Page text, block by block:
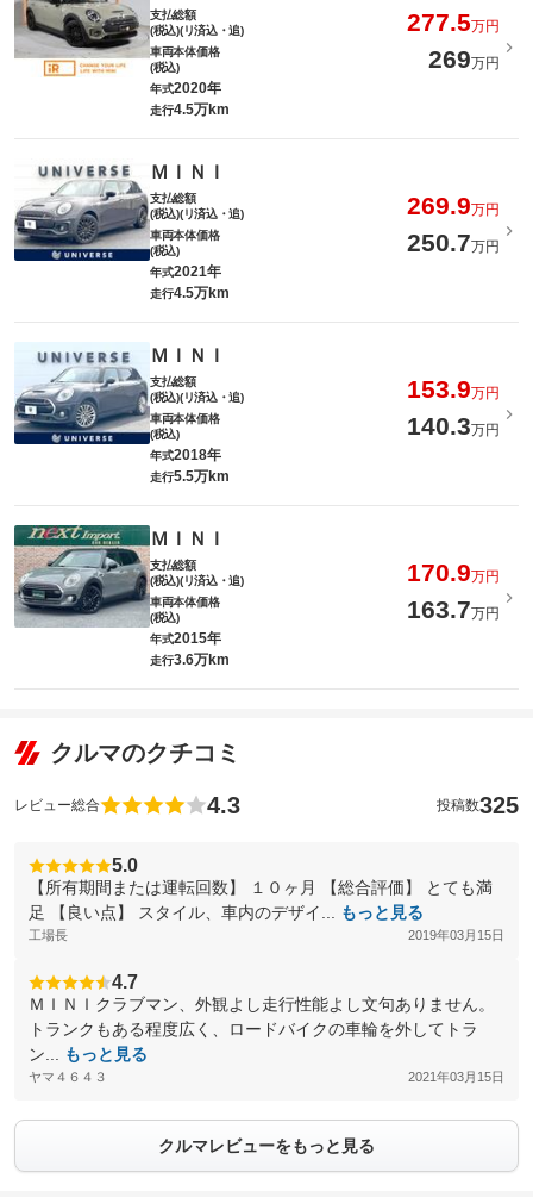
支払総額
(税込)(リ済込・追)
277.5万円
車両本体価格
(税込)
269万円
年式2020年
走行4.5万km
ＭＩＮＩ
支払総額
(税込)(リ済込・追)
269.9万円
車両本体価格
(税込)
250.7万円
年式2021年
走行4.5万km
ＭＩＮＩ
支払総額
(税込)(リ済込・追)
153.9万円
車両本体価格
(税込)
140.3万円
年式2018年
走行5.5万km
ＭＩＮＩ
支払総額
(税込)(リ済込・追)
170.9万円
車両本体価格
(税込)
163.7万円
年式2015年
走行3.6万km
クルマのクチコミ
レビュー総合 4.3 投稿数325
5.0
【所有期間または運転回数】 １０ヶ月 【総合評価】 とても満
足 【良い点】 スタイル、車内のデザイ...
もっと見る
工場長 2019年03月15日
4.7
ＭＩＮＩクラブマン、外観よし走行性能よし文句ありません。
トランクもある程度広く、ロードバイクの車輪を外してトラ
ン...
もっと見る
ヤマ４６４３ 2021年03月15日
クルマレビューをもっと見る